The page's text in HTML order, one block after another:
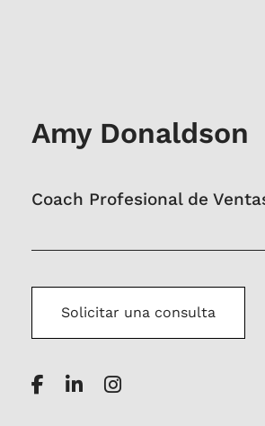
Amy Donaldson
Coach Profesional de
Solicitar una consulta